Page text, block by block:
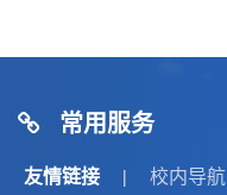
常用服务
友情链接 | 校内导航